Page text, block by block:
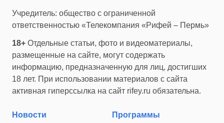
Учредитель: общество с ограниченной
ответственностью «Телекомпания «Рифей – Пермь»
18+ Отдельные статьи, фото и видеоматериалы,
размещенные на сайте, могут содержать
информацию, предназначенную для лиц, достигших
18 лет. При использовании материалов с сайта
активная гиперссылка на сайт rifey.ru обязательна.
Новости
Программы